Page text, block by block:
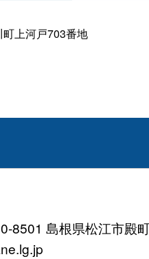
上河戸703番地
8501 島根県松江市殿